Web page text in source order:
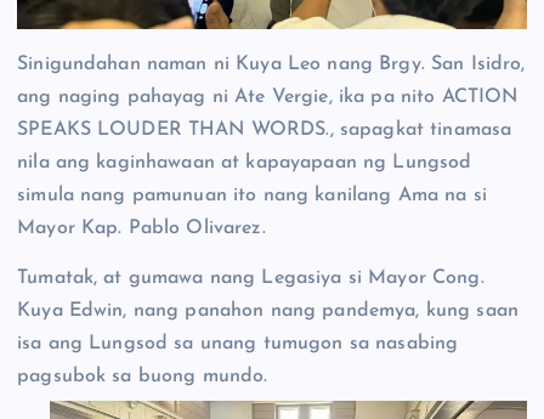
Sinigundahan naman ni Kuya Leo nang Brgy. San Isidro,
ang naging pahayag ni Ate Vergie, ika pa nito ACTION
SPEAKS LOUDER THAN WORDS., sapagkat tinamasa
nila ang kaginhawaan at kapayapaan ng Lungsod
simula nang pamunuan ito nang kanilang Ama na si
Mayor Kap. Pablo Olivarez.
Tumatak, at gumawa nang Legasiya si Mayor Cong.
Kuya Edwin, nang panahon nang pandemya, kung saan
isa ang Lungsod sa unang tumugon sa nasabing
pagsubok sa buong mundo.